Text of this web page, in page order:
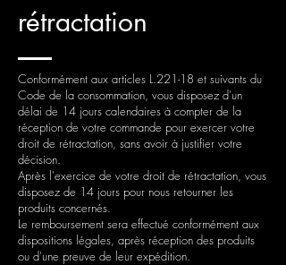
rétractation
Conformément aux articles L.221-18 et suivants du
Code de la consommation, vous disposez d'un
délai de 14 jours calendaires à compter de la
réception de votre commande pour exercer votre
droit de rétractation, sans avoir à justifier votre
décision.
Après l'exercice de votre droit de rétractation, vous
disposez de 14 jours pour nous retourner les
produits concernés.
Le remboursement sera effectué conformément aux
dispositions légales, après réception des produits
ou d'une preuve de leur expédition.